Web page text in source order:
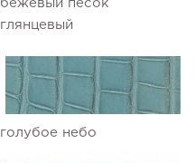
бежевый песок
глянцевый
голубое небо